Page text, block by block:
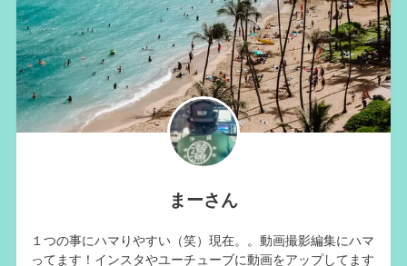
まーさん
１つの事にハマりやすい（笑）現在。。動画撮影編集にハマ
ってます！インスタやユーチューブに動画をアップしてます